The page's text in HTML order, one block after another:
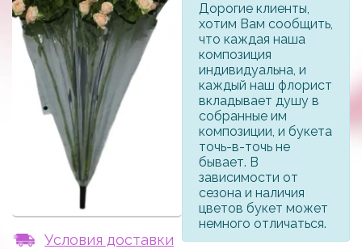
Условия доставки
Дорогие клиенты,
хотим Вам сообщить,
что каждая наша
композиция
индивидуальна, и
каждый наш флорист
вкладывает душу в
собранные им
композиции, и букета
точь-в-точь не
бывает. В
зависимости от
сезона и наличия
цветов букет может
немного отличаться.